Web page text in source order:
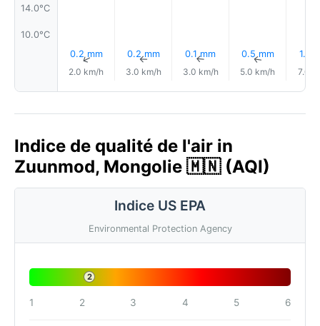
14.0°C
10.0°C
0.2 mm
↑
2.0 km/h
0.2 mm
↑
3.0 km/h
0.1 mm
↑
3.0 km/h
0.5 mm
↑
5.0 km/h
1.4
7.0
Indice de qualité de l'air in
Zuunmod, Mongolie 🇲🇳 (AQI)
Indice US EPA
Environmental Protection Agency
2
1 2 3 4 5 6